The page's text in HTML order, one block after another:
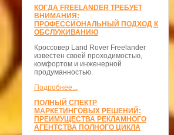
КОГДА FREELANDER ТРЕБУЕТ
ВНИМАНИЯ:
ПРОФЕССИОНАЛЬНЫЙ ПОДХОД К
ОБСЛУЖИВАНИЮ
Кроссовер Land Rover Freelander
известен своей проходимостью,
комфортом и инженерной
продуманностью.
Подробнее...
ПОЛНЫЙ СПЕКТР
МАРКЕТИНГОВЫХ РЕШЕНИЙ:
ПРЕИМУЩЕСТВА РЕКЛАМНОГО
АГЕНТСТВА ПОЛНОГО ЦИКЛА